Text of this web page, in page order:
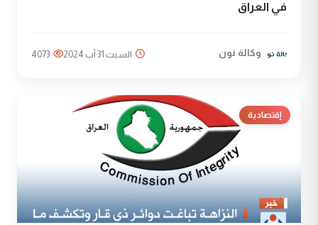
في العراق
وكالة نون السبت 31 آب 2024 4073
إقتصادية